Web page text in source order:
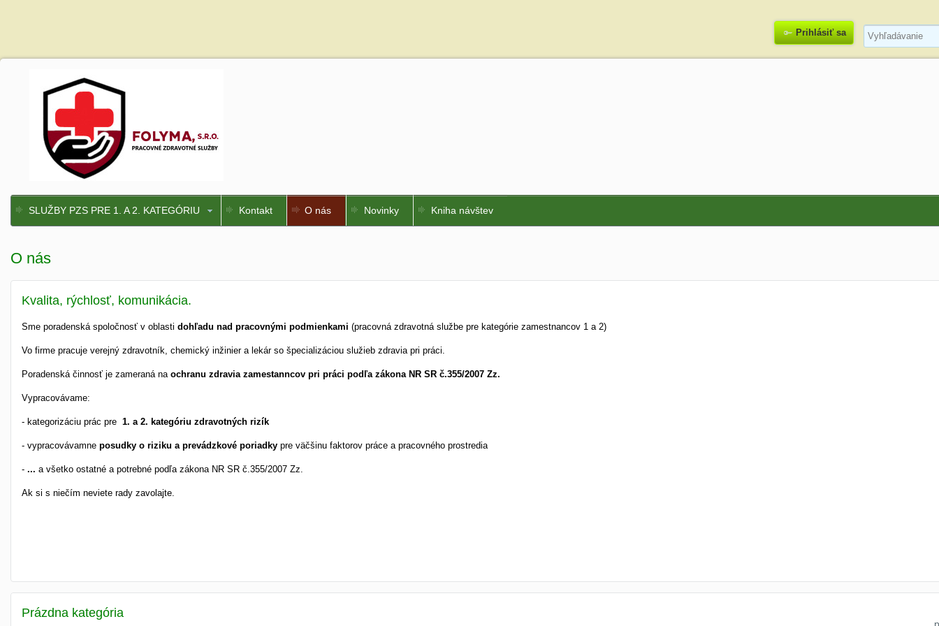
Prihlásiť sa
SLUŽBY PZS PRE 1. A 2. KATEGÓRIU Kontakt O nás Novinky Kniha návštev
O nás
Kvalita, rýchlosť, komunikácia.
Sme poradenská spoločnosť v oblasti dohľadu nad pracovnými podmienkami (pracovná zdravotná službe pre kategórie zamestnancov 1 a 2)
Vo firme pracuje verejný zdravotník, chemický inžinier a lekár so špecializáciou služieb zdravia pri práci.
Poradenská činnosť je zameraná na ochranu zdravia zamestanncov pri práci podľa zákona NR SR č.355/2007 Zz.
Vypracovávame:
- kategorizáciu prác pre 1. a 2. kategóriu zdravotných rizík
- vypracovávamne posudky o riziku a prevádzkové poriadky pre väčšinu faktorov práce a pracovného prostredia
- ... a všetko ostatné a potrebné podľa zákona NR SR č.355/2007 Zz.
Ak si s niečím neviete rady zavolajte.
Prázdna kategória